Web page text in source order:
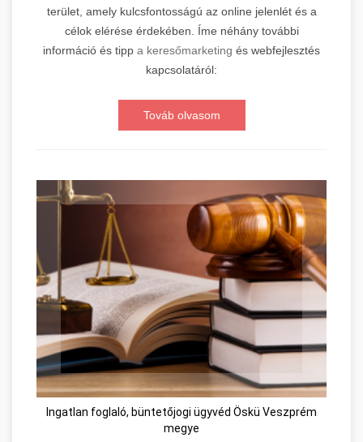
terület, amely kulcsfontosságú az online jelenlét és a
célok elérése érdekében. Íme néhány további
információ és tipp a keresőmarketing és webfejlesztés
kapcsolatáról:
Továb olvasom
Ingatlan foglaló, büntetőjogi ügyvéd Öskü Veszprém
megye